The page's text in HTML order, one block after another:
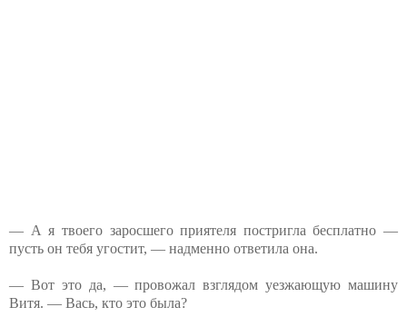
— А я твоего заросшего приятеля постригла бесплатно —
пусть он тебя угостит, — надменно ответила она.
— Вот это да, — провожал взглядом уезжающую машину
Витя. — Вась, кто это была?